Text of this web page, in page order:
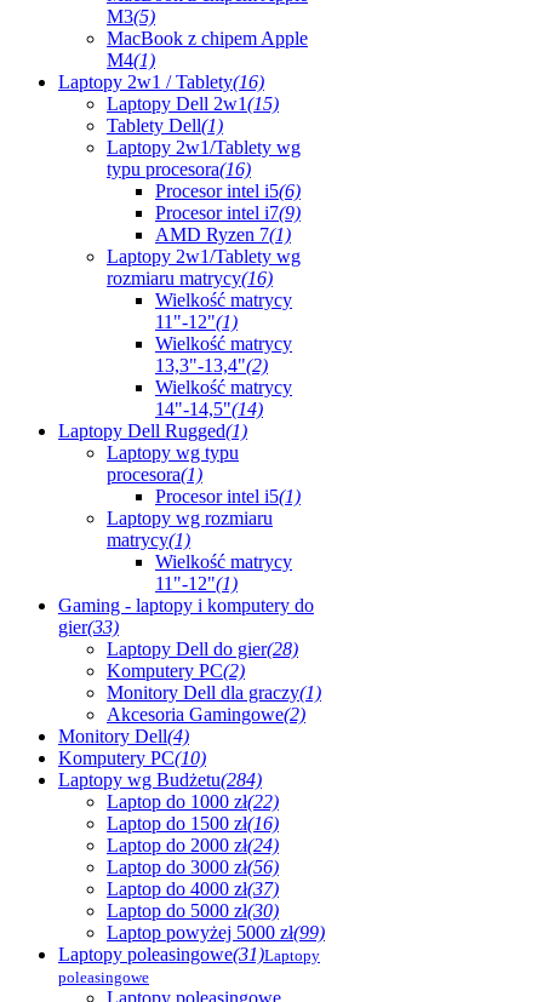
M3(5)
MacBook z chipem Apple
M4(1)
Laptopy 2w1 / Tablety(16)
Laptopy Dell 2w1(15)
Tablety Dell(1)
Laptopy 2w1/Tablety wg
typu procesora(16)
Procesor intel i5(6)
Procesor intel i7(9)
AMD Ryzen 7(1)
Laptopy 2w1/Tablety wg
rozmiaru matrycy(16)
Wielkość matrycy
11"-12"(1)
Wielkość matrycy
13,3"-13,4"(2)
Wielkość matrycy
14"-14,5"(14)
Laptopy Dell Rugged(1)
Laptopy wg typu
procesora(1)
Procesor intel i5(1)
Laptopy wg rozmiaru
matrycy(1)
Wielkość matrycy
11"-12"(1)
Gaming - laptopy i komputery do
gier(33)
Laptopy Dell do gier(28)
Komputery PC(2)
Monitory Dell dla graczy(1)
Akcesoria Gamingowe(2)
Monitory Dell(4)
Komputery PC(10)
Laptopy wg Budżetu(284)
Laptop do 1000 zł(22)
Laptop do 1500 zł(16)
Laptop do 2000 zł(24)
Laptop do 3000 zł(56)
Laptop do 4000 zł(37)
Laptop do 5000 zł(30)
Laptop powyżej 5000 zł(99)
Laptopy poleasingowe(31)Laptopy
poleasingowe
Laptopy poleasingowe